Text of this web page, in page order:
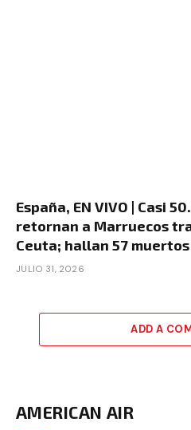
España, EN VIVO | Casi
retornan a Marruecos
Ceuta; hallan 57 muertos
JULIO 31, 2026
ADD A
AMERICAN AIR